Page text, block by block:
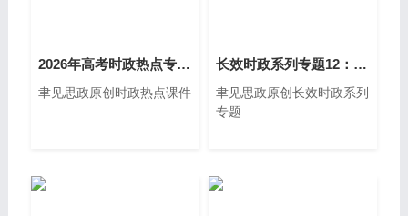
2026年高考时政热点专题：正确政绩观（精品课件共43页含2视频）
聿见思政原创时政热点课件
长效时政系列专题12：生态环境法典（精品课件共28页含教学设计导学案1视频）
聿见思政原创长效时政系列
专题